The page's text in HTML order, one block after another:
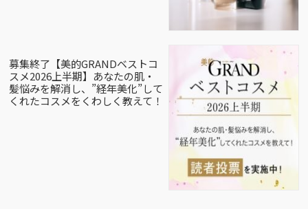
募集終了【美的GRANDベストコ
スメ2026上半期】あなたの肌・
髪悩みを解消し、”経年美化”して
くれたコスメをくわしく教えて！